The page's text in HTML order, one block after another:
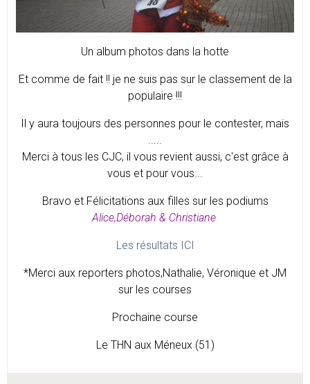
Un album photos dans la hotte
Et comme de fait !! je ne suis pas sur le classement de la
populaire !!!
Il y aura toujours des personnes pour le contester, mais
.....
Merci à tous les CJC, il vous revient aussi, c'est grâce à
vous et pour vous...
Bravo et Félicitations aux filles sur les podiums
Alice,Déborah & Christiane
Les résultats ICI
*Merci aux reporters photos,Nathalie, Véronique et JM
sur les courses
Prochaine course
Le THN aux Méneux (51)